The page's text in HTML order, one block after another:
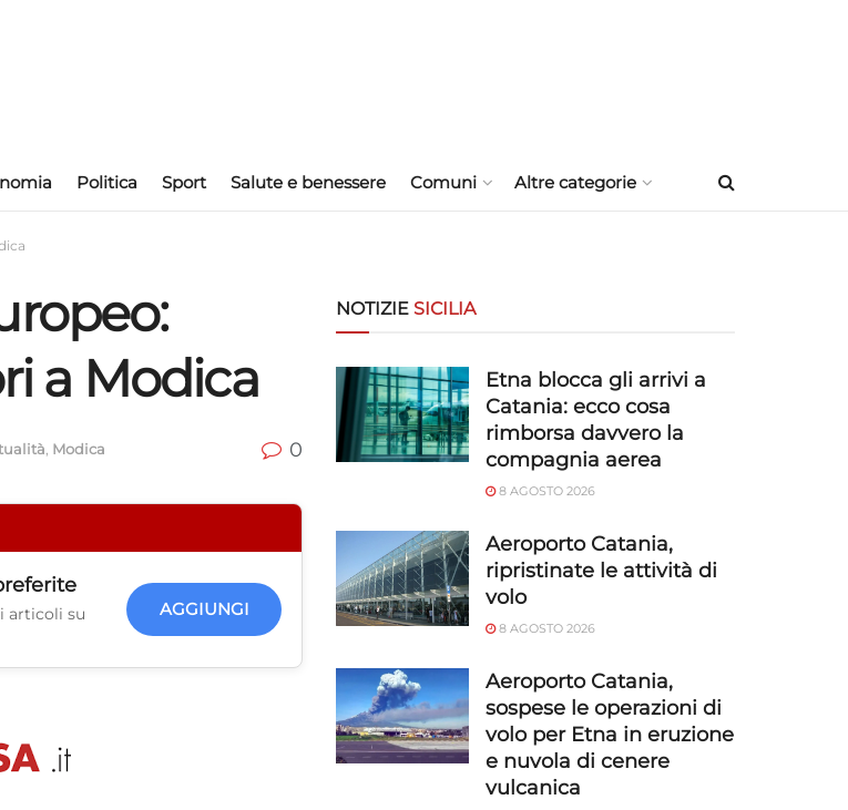
Politica Sport Salute e benessere Comuni Altre categorie
a Modica
, Modica 0
articoli su
AGGIUNGI
NOTIZIE SICILIA
Etna blocca gli arrivi a
Catania: ecco cosa
rimborsa davvero la
compagnia aerea
8 AGOSTO 2026
Aeroporto Catania,
ripristinate le attività di
volo
8 AGOSTO 2026
Aeroporto Catania,
sospese le operazioni di
volo per Etna in eruzione
e nuvola di cenere
vulcanica